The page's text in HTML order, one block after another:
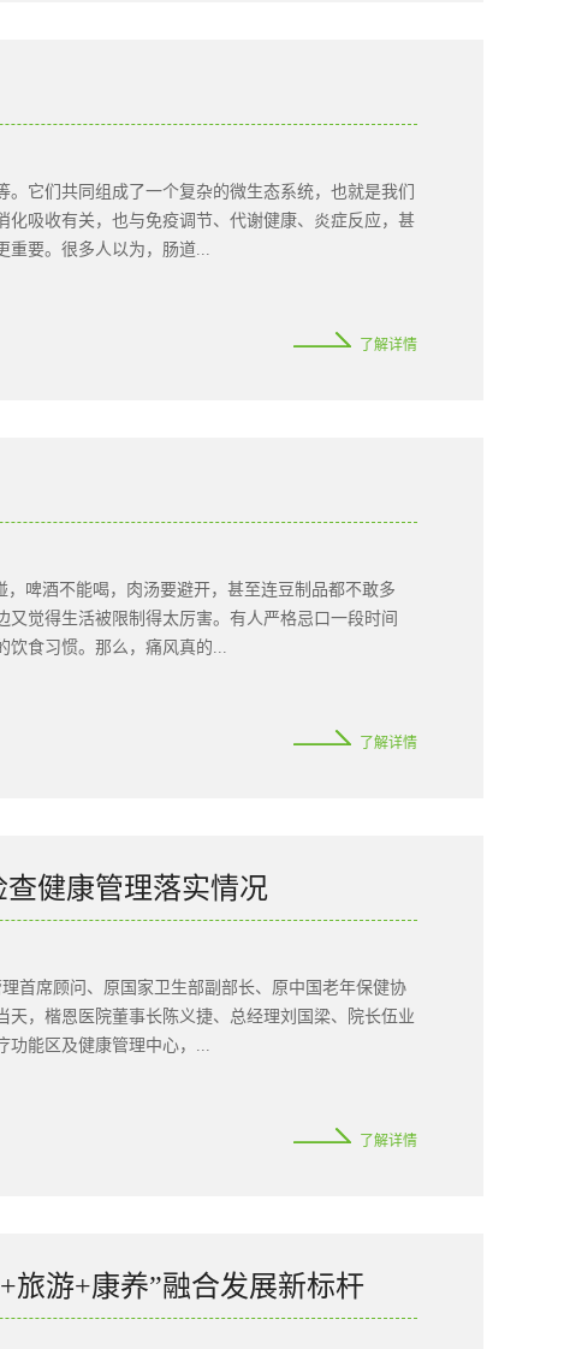
它强调身体系统之间的关联。人体并不是由一个个孤
。例如长期肠道菌群失衡，可能间接影响免疫状态、
节律。其次，它关注“功能”，而不只是“疾病”。有些
而是提醒我们：健康并不只是“没有查出病”，还包括
样是失眠，有的人可能与压力激素紊乱有关，有的人
有关。...
它们共同组成了一个复杂的微生态系统，也就是我们
吸收有关，也与免疫调节、代谢健康、炎症反应，甚
重要。很多人以为，肠道...
吸收的重要场所。我们每天摄入的蛋白质、脂肪、碳水
群失衡”。研究发现，肠道菌群失衡与多种健康问题存
肪肝等代谢问题；炎症性肠病、肠易激综合征等消化
直肠健康风险升高。需要注意的是，菌群失衡并不等
它会受到饮食、年龄、药物、生活方式等多种因素影
期高糖、高脂、低纤维饮食，容易减少有益菌生长所
谷物、杂豆、蔬菜、...
了解详情
啤酒不能喝，肉汤要避开，甚至连豆制品都不敢多
觉得生活被限制得太厉害。有人严格忌口一段时间
饮食习惯。那么，痛风真的...
代谢痛风发作时，最明显的是关节红、肿、热、痛，常
部分，更多还与自身代谢、遗传因素、肾脏排泄、肥
高；有些人长期忌口，痛风仍然反复发作。长期极端
下降；有些人为了少吃肉，反而增加米饭、面条、甜
食结构。不极端忌口≠随便吃需要注意的是，不再提
的，是那些会明显增加代谢负担、诱发尿酸波动的习
高糖饮品；比如火锅...
了解详情
健康管理落实情况
首席顾问、原国家卫生部副部长、原中国老年保健协
，楷恩医院董事长陈义捷、总经理刘国梁、院长伍业
功能区及健康管理中心，...
健康服务体系建设方面的整体布局，并对医院以医疗为
团队交流环节，何界生会长与内科医师李昌龙院长进
及个体化医疗服务，展示了医生在客户全生命周期健
保障健康服务科学性与规范性的重要基础，也是高品
了解详情
旅游+康养”融合发展新标杆